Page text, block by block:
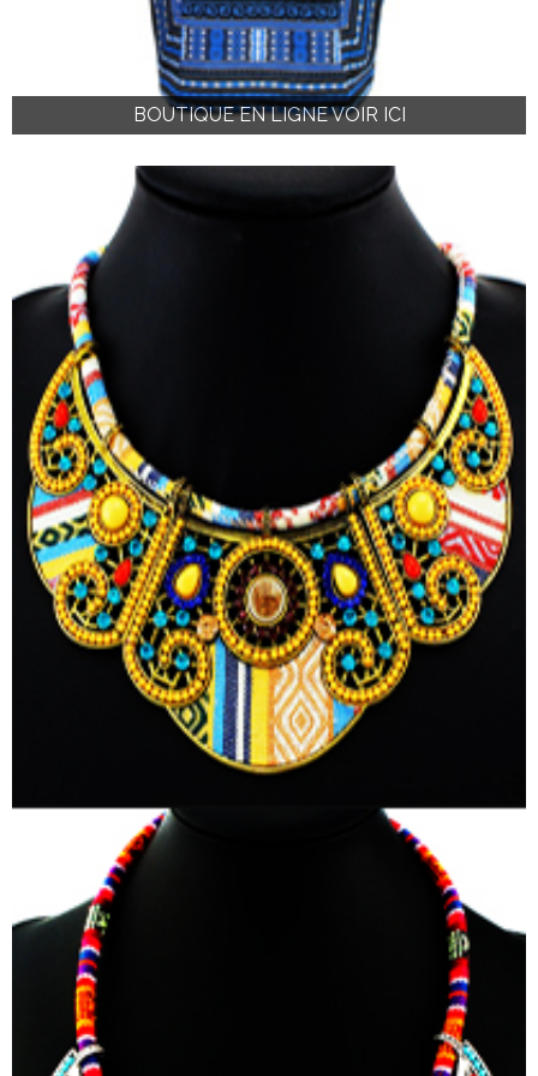
BOUTIQUE EN LIGNE VOIR ICI